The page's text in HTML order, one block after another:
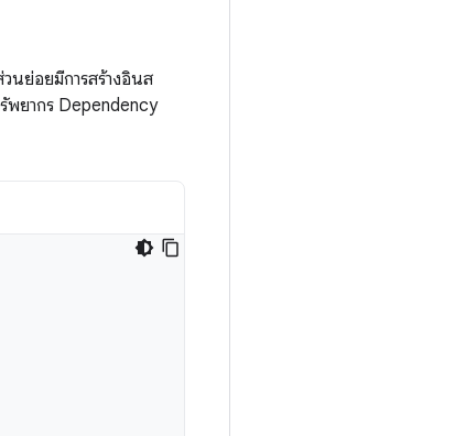
นย่อยมีการสร้างอินส
พยากร Dependency